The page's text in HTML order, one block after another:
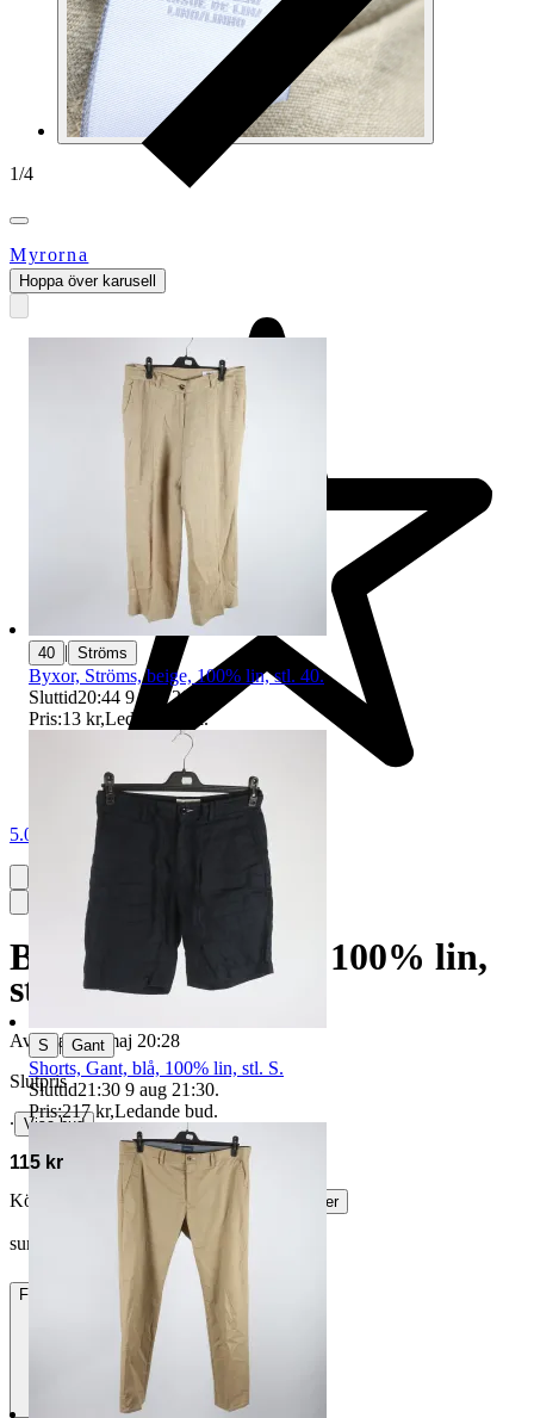
1/4
Myrorna
5.0
Byxor, Gant, beige, 100% lin,
stl. 40.
Avslutad 10 maj 20:28
Slutpris
∙ Visa bud
115 kr
Köparskydd är valfritt hos företag.
Läs mer
summer_69 vann auktionen
Frakt 85 kr DSV
Hoppa över karusell
40 | Ströms
Byxor, Ströms, beige, 100% lin, stl. 40.
Sluttid20:44 9 aug 20:44
Pris:13 kr,Ledande bud.
S | Gant
Shorts, Gant, blå, 100% lin, stl. S.
Sluttid21:30 9 aug 21:30.
Pris:217 kr,Ledande bud.